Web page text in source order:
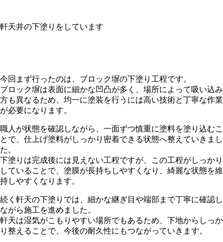
軒天井の下塗りをしています
今回まず行ったのは、ブロック塀の下塗り工程です。
ブロック塀は表面に細かな凹凸が多く、場所によって吸い込み
方も異なるため、均一に塗装を行うには高い技術と丁寧な作業
が必要になります。
職人が状態を確認しながら、一面ずつ慎重に塗料を塗り込むこ
とで、仕上げ塗料がしっかり密着できる状態へ整えていきまし
た。
下塗りは完成後には見えない工程ですが、この工程がしっかり
していることで、塗膜が長持ちしやすくなり、綺麗な状態を維
持しやすくなります。
続く軒天の下塗りでは、細かな継ぎ目や端部まで丁寧に確認し
ながら施工を進めました。
軒天は湿気がこもりやすい場所でもあるため、下地からしっか
り整えることで、今後の耐久性にもつながっていきます。